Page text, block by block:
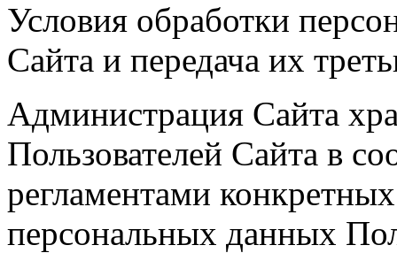
Условия обработки
Сайта и передача их
Администрация Сайта
Пользователей Сайта в
регламентами
персональных данных